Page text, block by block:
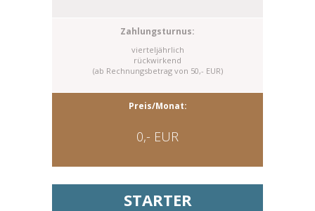
vierteljährlich
rückwirkend
(ab Rechnungsbetrag von 50,- EUR)
0,- EUR
STARTER